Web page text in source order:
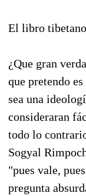
El libro
¿Que gran
que pretendo
sea una
consideraran
todo lo
Sogyal
"pues vale,
pregunta